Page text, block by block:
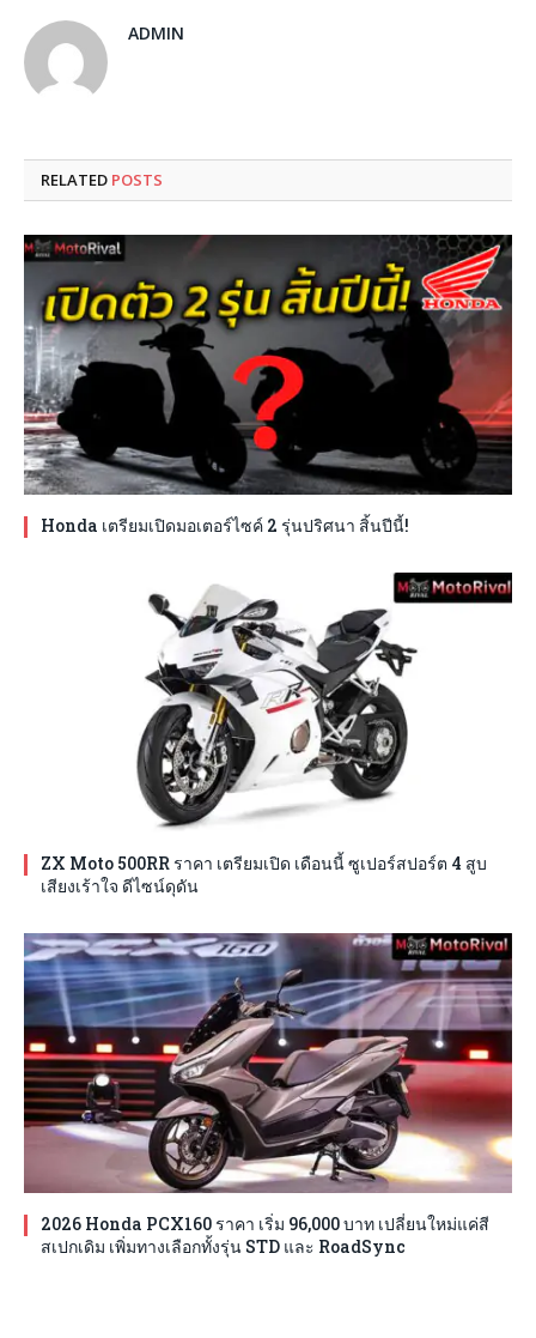
ADMIN
RELATED POSTS
Honda เตรียมเปิดมอเตอร์ไซค์ 2 รุ่นปริศนา สิ้นปีนี้!
ZX Moto 500RR ราคา เตรียมเปิด เดือนนี้ ซูเปอร์สปอร์ต 4 สูบ
เสียงเร้าใจ ดีไซน์ดุดัน
2026 Honda PCX160 ราคา เริ่ม 96,000 บาท เปลี่ยนใหม่แค่สี
สเปกเดิม เพิ่มทางเลือกทั้งรุ่น STD และ RoadSync